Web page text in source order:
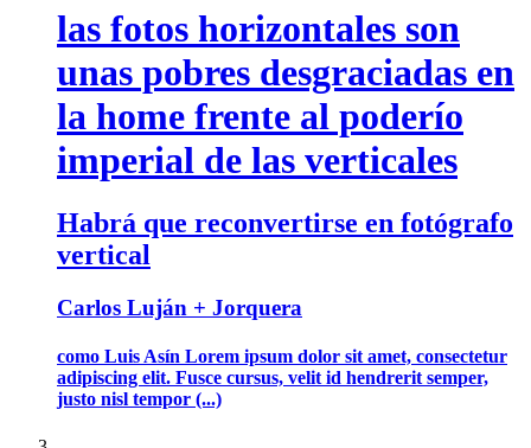
las fotos horizontales son
unas pobres desgraciadas en
la home frente al poderío
imperial de las verticales
Habrá que reconvertirse en fotógrafo
vertical
Carlos Luján + Jorquera
como Luis Asín Lorem ipsum dolor sit amet, consectetur
adipiscing elit. Fusce cursus, velit id hendrerit semper,
justo nisl tempor (...)